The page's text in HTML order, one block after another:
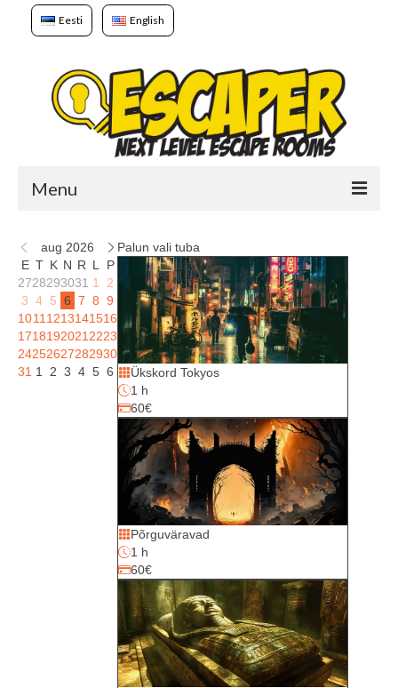
Eesti English
Menu
Mängud
Broneerimine
Meist
Kuidas mängida?
Sünnipäevad/Üritused
Asukoht ja kontakt
aug 2026
E T K N R L
P
2728293031 1
2
3 4 5 6 7 8 9
1011 1213141516
1718192021 2223
24252627282930
31 1 2 3 4 5 6
Palun vali tuba
Ükskord Tokyos
1 h
60€
Põrguväravad
1 h
60€